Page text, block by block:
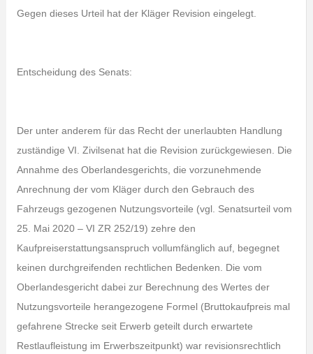
Gegen dieses Urteil hat der Kläger Revision eingelegt.
Entscheidung des Senats:
Der unter anderem für das Recht der unerlaubten Handlung
zuständige VI. Zivilsenat hat die Revision zurückgewiesen. Die
Annahme des Oberlandesgerichts, die vorzunehmende
Anrechnung der vom Kläger durch den Gebrauch des
Fahrzeugs gezogenen Nutzungsvorteile (vgl. Senatsurteil vom
25. Mai 2020 – VI ZR 252/19) zehre den
Kaufpreiserstattungsanspruch vollumfänglich auf, begegnet
keinen durchgreifenden rechtlichen Bedenken. Die vom
Oberlandesgericht dabei zur Berechnung des Wertes der
Nutzungsvorteile herangezogene Formel (Bruttokaufpreis mal
gefahrene Strecke seit Erwerb geteilt durch erwartete
Restlaufleistung im Erwerbszeitpunkt) war revisionsrechtlich